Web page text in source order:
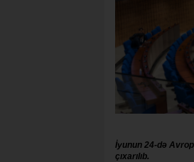
İyunun 24-də
çıxarılıb.